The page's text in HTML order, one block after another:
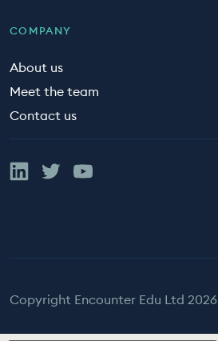
COMPANY
About us
Meet the team
Contact us
Linked In
TwitterYouTube
Copyright Encounter Edu Ltd 2026